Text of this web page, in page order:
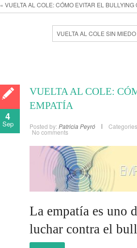
« VUELTA AL COLE: CÓMO EVITAR EL BULLYING
VUELTA AL COLE SIN
4
Sep
VUELTA AL COLE:
EMPATÍA
Posted by: Patricia Peyró
No comments
La empatía es uno
luchar contra el